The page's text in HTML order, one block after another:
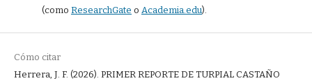
(como ResearchGate o Academia.edu).
Cómo citar
Herrera, J. F. (2026). PRIMER REPORTE DE TURPIAL CASTAÑO